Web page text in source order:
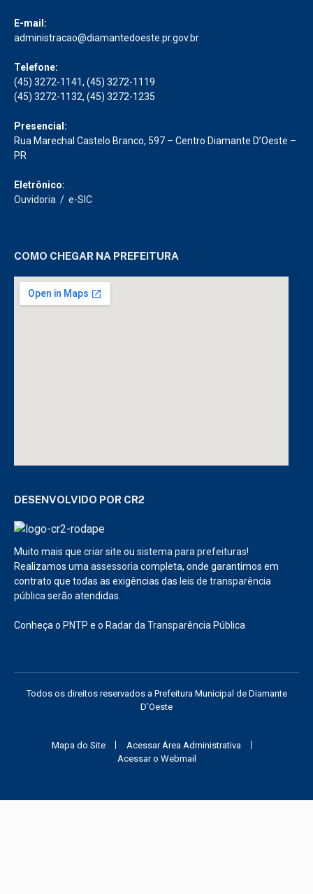
E-mail:
administracao@diamantedoeste.pr.gov.br
Telefone:
(45) 3272-1141, (45) 3272-1119
(45) 3272-1132, (45) 3272-1235
Presencial:
Rua Marechal Castelo Branco, 597 – Centro Diamante D’Oeste –
PR
Eletrônico:
Ouvidoria / e-SIC
COMO CHEGAR NA PREFEITURA
DESENVOLVIDO POR CR2
Muito mais que criar site ou sistema para prefeituras!
Realizamos uma assessoria completa, onde garantimos em
contrato que todas as exigências das leis de transparência
pública serão atendidas.
Conheça o PNTP e o Radar da Transparência Pública
Todos os direitos reservados a Prefeitura Municipal de Diamante
D’Oeste
Mapa do Site
Acessar Área Administrativa
Acessar o Webmail